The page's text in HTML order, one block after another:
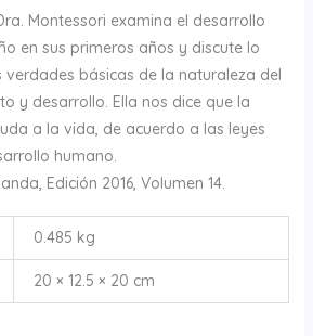
Montessori examina el desarrollo
en sus primeros años y discute lo
verdades básicas de la naturaleza del
y desarrollo. Ella nos dice que la
a la vida, de acuerdo a las leyes
humano.
Edición 2016, Volumen 14.
0.485 kg
20 × 12.5 × 20 cm